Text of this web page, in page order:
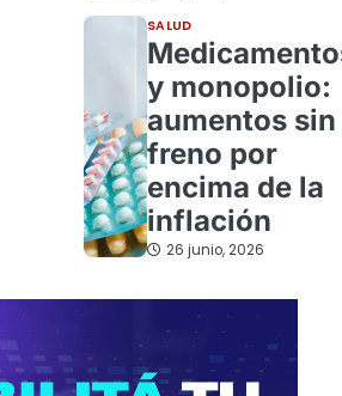
SALUD
y monopolio:
aumentos sin
freno por
encima de la
inflación
26 junio, 2026